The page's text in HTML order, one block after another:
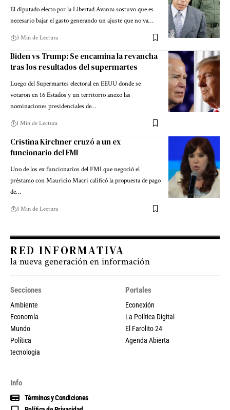
El diputado electo por la Libertad Avanza sostuvo que es
necesario bajar el gasto generando un ajuste que no va…
3 Min de Lectura
Biden vs Trump: Se encamina la revancha
tras los resultados del supermartes
Luego del Supermartes electoral en EEUU donde se
votaron en 16 Estados y un territorio anexo las
nominaciones presidenciales de…
1 Min de Lectura
Cristina Kirchner cruzó a un ex
funcionario del FMI
Uno de los ex funcionarios del FMI que negoció el
préstamo con Mauricio Macri calificó la propuesta de pago
de…
3 Min de Lectura
RED INFORMATIVA
la nueva generación en información
Secciones
Ambiente
Economía
Mundo
Política
tecnologia
Portales
Econexión
La Política Digital
El Farolito 24
Agenda Abierta
Info
Términos y Condiciones